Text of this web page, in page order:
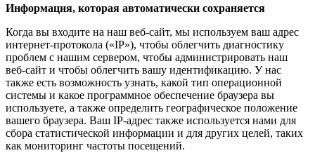
Информация, которая автоматически сохраняется
Когда вы входите на наш веб-сайт, мы используем ваш адрес
интернет-протокола («IP»), чтобы облегчить диагностику
проблем с нашим сервером, чтобы администрировать наш
веб-сайт и чтобы облегчить вашу идентификацию. У нас
также есть возможность узнать, какой тип операционной
системы и какое программное обеспечение браузера вы
используете, а также определить географическое положение
вашего браузера. Ваш IP-адрес также используется нами для
сбора статистической информации и для других целей, таких
как мониторинг частоты посещений.